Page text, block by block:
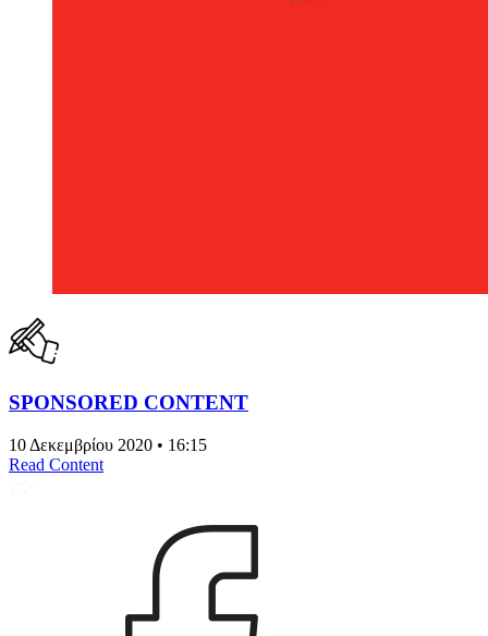
SPONSORED CONTENT
10 Δεκεμβρίου 2020 • 16:15
Read Content